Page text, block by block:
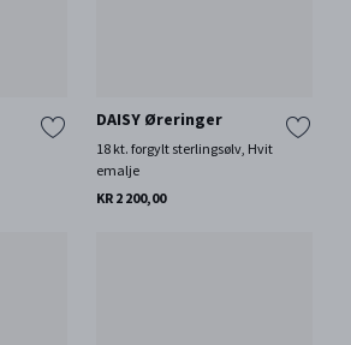
DAISY Øreringer
18 kt. forgylt sterlingsølv, Hvit
emalje
KR 2 200,00